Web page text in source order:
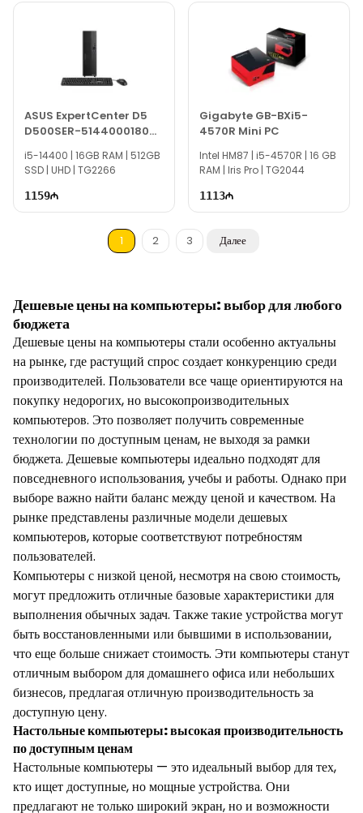
ASUS ExpertCenter D5
D500SER-5144000180
90PF04K1-M004W0
Small Form Factor
i5-14400 | 16GB RAM | 512GB
SSD | UHD | TG2266
1159
Gigabyte GB-BXi5-
4570R Mini PC
Intel HM87 | i5-4570R | 16 GB
RAM | Iris Pro | TG2044
1113
1 2 3 Далее
Дешевые цены на компьютеры: выбор для любого
бюджета
Дешевые цены на компьютеры стали особенно актуальны
на рынке, где растущий спрос создает конкуренцию среди
производителей. Пользователи все чаще ориентируются на
покупку недорогих, но высокопроизводительных
компьютеров. Это позволяет получить современные
технологии по доступным ценам, не выходя за рамки
бюджета. Дешевые компьютеры идеально подходят для
повседневного использования, учебы и работы. Однако при
выборе важно найти баланс между ценой и качеством. На
рынке представлены различные модели дешевых
компьютеров, которые соответствуют потребностям
пользователей.
Компьютеры с низкой ценой, несмотря на свою стоимость,
могут предложить отличные базовые характеристики для
выполнения обычных задач. Также такие устройства могут
быть восстановленными или бывшими в использовании,
что еще больше снижает стоимость. Эти компьютеры станут
отличным выбором для домашнего офиса или небольших
бизнесов, предлагая отличную производительность за
доступную цену.
Настольные компьютеры: высокая производительность
по доступным ценам
Настольные компьютеры — это идеальный выбор для тех,
кто ищет доступные, но мощные устройства. Они
предлагают не только широкий экран, но и возможности